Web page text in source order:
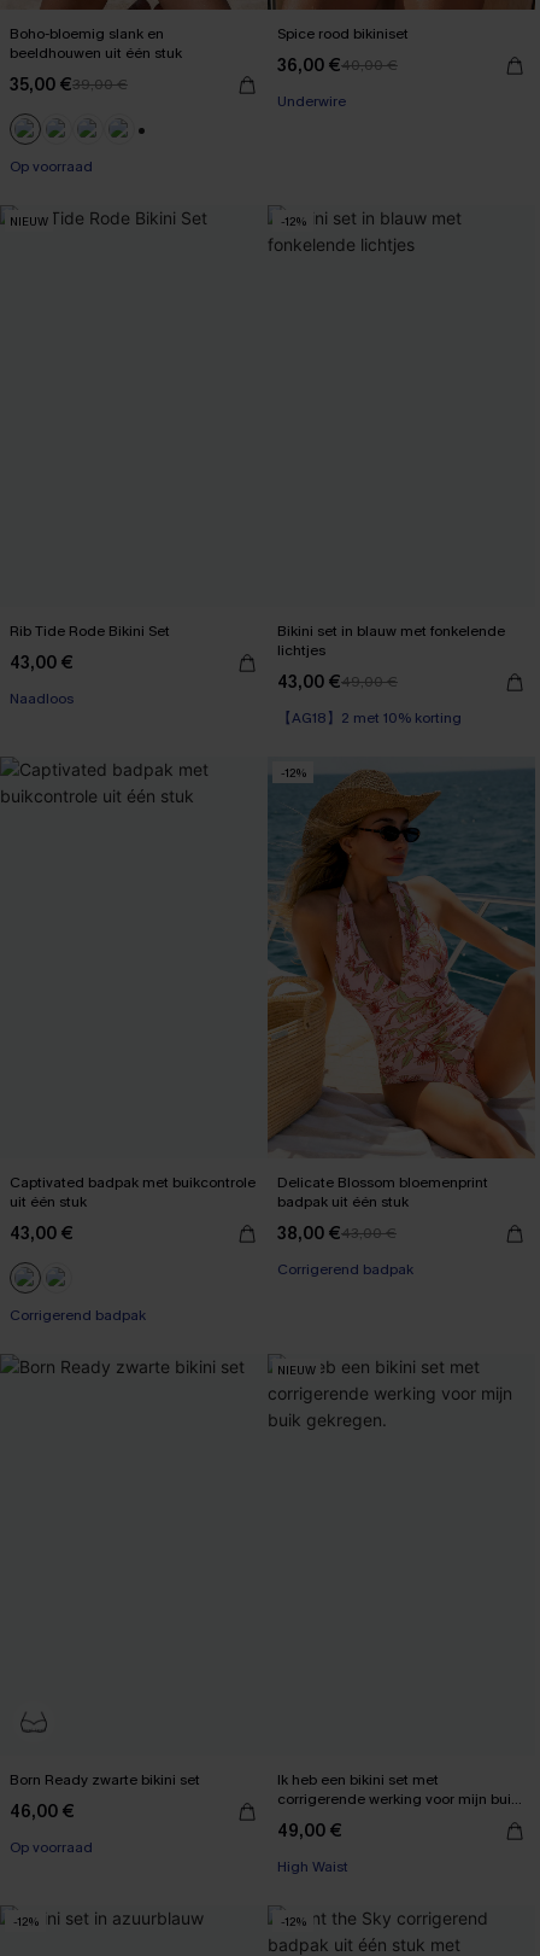
Boho-bloemig slank en
beeldhouwen uit één stuk
35,00 €39,00 €
【AG18】2 met 10% korting
Op voorraad
Spice rood bikiniset
36,00 €40,00 €
Underwire
NIEUW
Rib Tide Rode Bikini Set
43,00 €
【AG18】2 met 10% korting
Naadloos
-12%
Bikini set in blauw met fonkelende
lichtjes
43,00 €49,00 €
【AG18】2 met 10% korting
Captivated badpak met buikcontrole
uit één stuk
43,00 €
Corrigerend badpak
-12%
Delicate Blossom bloemenprint
badpak uit één stuk
38,00 €43,00 €
【AG18】2 met 10% korting
Corrigerend badpak
Born Ready zwarte bikini set
46,00 €
【AG18】2 met 10% korting
Op voorraad
NIEUW
Ik heb een bikini set met
corrigerende werking voor mijn buik
49,00 €
【AG18】2 met 10% korting
High Waist
-12% -12%